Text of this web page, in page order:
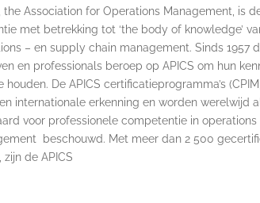
the Association for Operations Management, is
met betrekking tot ‘the body of knowledge’
– en supply chain management. Sinds 1957
en professionals beroep op APICS om hun
houden. De APICS certificatieprogramma’s
internationale erkenning en worden werelwijd
voor professionele competentie in operations
beschouwd. Met meer dan 2 500
zijn de APICS